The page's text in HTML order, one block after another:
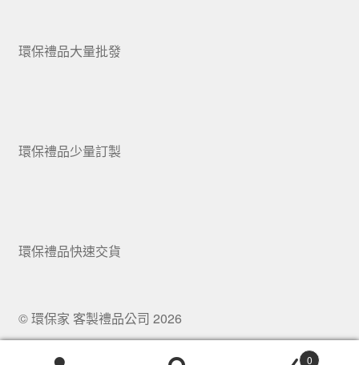
環保禮品大量批發
環保禮品少量訂製
環保禮品快速交貨
© 環保家 客製禮品公司 2026
.
0